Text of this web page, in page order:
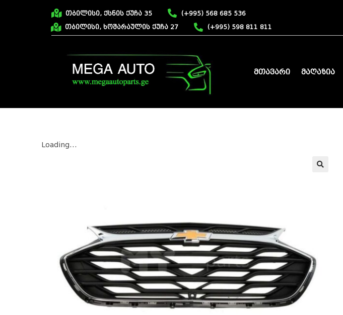
თბილისი, ქსნის ქუჩა 35
(+995) 568 685 536
თბილისი, ხოშარაულის ქუჩა 27
(+995) 598 811 811
მთავარი მაღაზია
Loading...